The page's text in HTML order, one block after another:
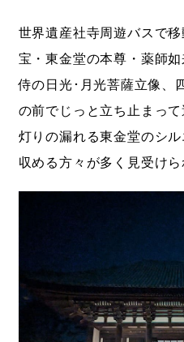
世界遺産社寺周遊バスで
宝・東金堂の本尊・薬師
侍の日光･月光菩薩立像、
の前でじっと立ち止まっ
灯りの漏れる東金堂のシ
収める方々が多く見受けら